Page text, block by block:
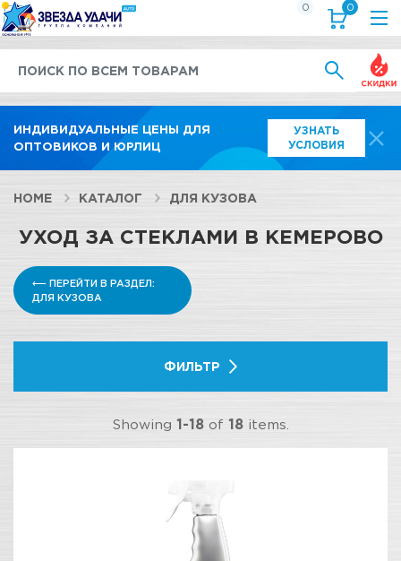
ИНДИВИДУАЛЬНЫЕ ЦЕНЫ ДЛЯ
ОПТОВИКОВ И ЮРЛИЦ
УЗНАТЬ
УСЛОВИЯ
0 0
HOME КАТАЛОГ ДЛЯ КУЗОВА
УХОД ЗА СТЕКЛАМИ В КЕМЕРОВО
⟵ ПЕРЕЙТИ В РАЗДЕЛ:
ДЛЯ КУЗОВА
ФИЛЬТР
Showing 1-18of 18items.